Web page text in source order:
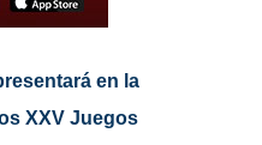
en la
XXV Juegos